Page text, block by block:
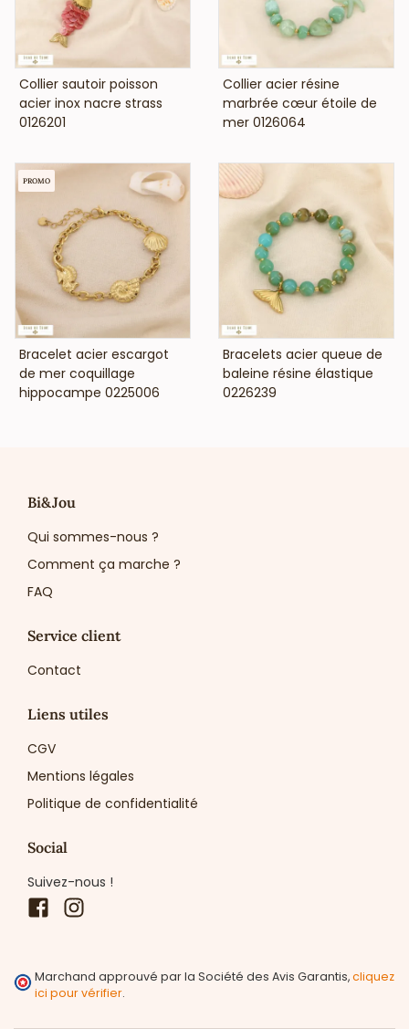
VOIR LE PRIX
Collier sautoir poisson
acier inox nacre strass
0126201
VOIR LE PRIX
Collier acier résine
marbrée cœur étoile de
mer 0126064
VOIR LE PRIX
Bracelet acier escargot
de mer coquillage
hippocampe 0225006
PROMO
VOIR LE PRIX
Bracelets acier queue de
baleine résine élastique
0226239
Bi&Jou
Qui sommes-nous ?
Comment ça marche ?
FAQ
Service client
Contact
Liens utiles
CGV
Mentions légales
Politique de confidentialité
Social
Suivez-nous !
Facebook
Marchand approuvé par la Société des Avis Garantis,cliquez
ici pour vérifier.